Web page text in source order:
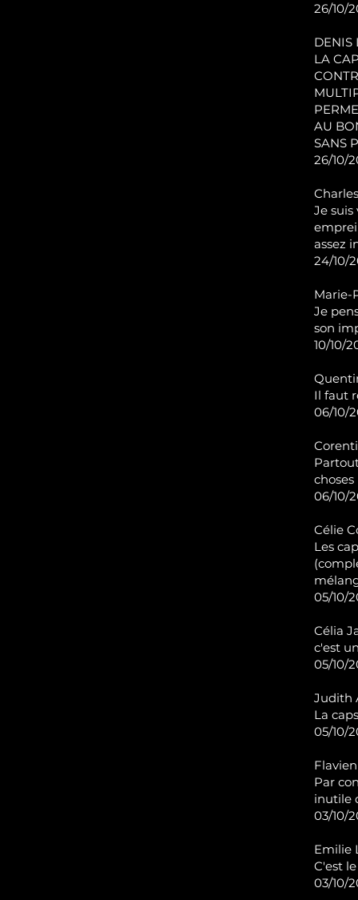
26/10/
DENIS
LA
AU
SANS
26/10/
Je
assez
24/10/
Marie-
Je
son
10/10/
Il faut
06/10/
06/10/
Célie
Les
05/10/
Célia
c'est
05/10/
Judith
La
05/10/
Par
inutile
03/10/
Emilie
C'est
03/10/